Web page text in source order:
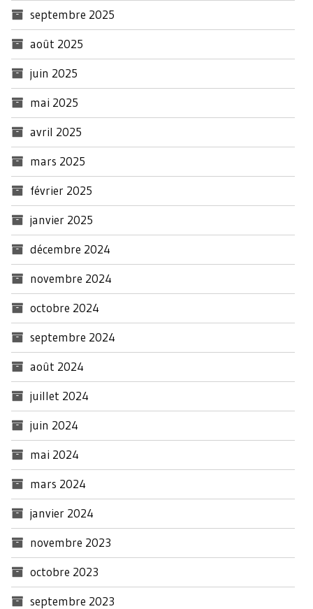
septembre 2025
août 2025
juin 2025
mai 2025
avril 2025
mars 2025
février 2025
janvier 2025
décembre 2024
novembre 2024
octobre 2024
septembre 2024
août 2024
juillet 2024
juin 2024
mai 2024
mars 2024
janvier 2024
novembre 2023
octobre 2023
septembre 2023